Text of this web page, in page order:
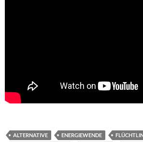
ALTERNATIVE ENERGIEWENDE